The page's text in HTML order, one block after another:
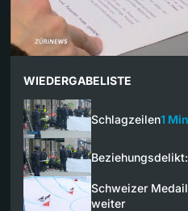
WIEDERGABELISTE
Schlagzeilen1 Min
Schweizer
weiter